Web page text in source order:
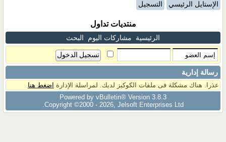
الإستايل الرئيسي التسجيل
منتديات تداول
الرئيسية مشاركات اليوم البحث
رسالة إدارية
عذرا. هناك مشكلة فى ملفات الكوكيز لديك. لمراسلة الإدارة اضغط هنا
Powered by vBulletin® Version 3.8.3
Copyright ©2000 - 2026, Jelsoft Enterprises Ltd.